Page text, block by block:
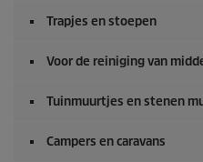
Trapjes en stoepen
Voor de reiniging van
Tuinmuurtjes en stenen
Campers en caravans